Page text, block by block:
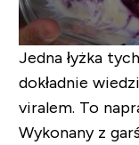
Jedna łyżka
dokładnie
viralem. To
Wykonany z